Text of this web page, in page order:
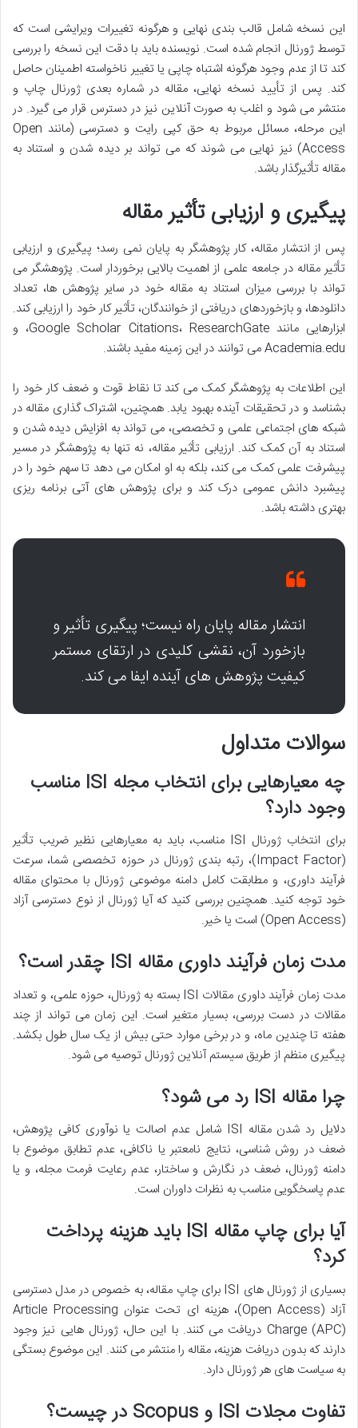
این نسخه شامل قالب بندی نهایی و هرگونه تغییرات ویرایشی است که
توسط ژورنال انجام شده است. نویسنده باید با دقت این نسخه را بررسی
کند تا از عدم وجود هرگونه اشتباه چاپی یا تغییر ناخواسته اطمینان حاصل
کند. پس از تأیید نسخه نهایی، مقاله در شماره بعدی ژورنال چاپ و
منتشر می شود و اغلب به صورت آنلاین نیز در دسترس قرار می گیرد. در
این مرحله، مسائل مربوط به حق کپی رایت و دسترسی (مانند Open
Access) نیز نهایی می شوند که می تواند بر دیده شدن و استناد به
مقاله تأثیرگذار باشد.
پیگیری و ارزیابی تأثیر مقاله
پس از انتشار مقاله، کار پژوهشگر به پایان نمی رسد؛ پیگیری و ارزیابی
تأثیر مقاله در جامعه علمی از اهمیت بالایی برخوردار است. پژوهشگر می
تواند با بررسی میزان استناد به مقاله خود در سایر پژوهش ها، تعداد
دانلودها، و بازخوردهای دریافتی از خوانندگان، تأثیر کار خود را ارزیابی کند.
ابزارهایی مانند Google Scholar Citations، ResearchGate، و
Academia.edu می توانند در این زمینه مفید باشند.
این اطلاعات به پژوهشگر کمک می کند تا نقاط قوت و ضعف کار خود را
بشناسد و در تحقیقات آینده بهبود یابد. همچنین، اشتراک گذاری مقاله در
شبکه های اجتماعی علمی و تخصصی، می تواند به افزایش دیده شدن و
استناد به آن کمک کند. ارزیابی تأثیر مقاله، نه تنها به پژوهشگر در مسیر
پیشرفت علمی کمک می کند، بلکه به او امکان می دهد تا سهم خود را در
پیشبرد دانش عمومی درک کند و برای پژوهش های آتی برنامه ریزی
بهتری داشته باشد.
انتشار مقاله پایان راه نیست؛ پیگیری تأثیر و
بازخورد آن، نقشی کلیدی در ارتقای مستمر
کیفیت پژوهش های آینده ایفا می کند.
سوالات متداول
چه معیارهایی برای انتخاب مجله ISI مناسب
وجود دارد؟
برای انتخاب ژورنال ISI مناسب، باید به معیارهایی نظیر ضریب تأثیر
(Impact Factor)، رتبه بندی ژورنال در حوزه تخصصی شما، سرعت
فرآیند داوری، و مطابقت کامل دامنه موضوعی ژورنال با محتوای مقاله
خود توجه کنید. همچنین بررسی کنید که آیا ژورنال از نوع دسترسی آزاد
(Open Access) است یا خیر.
مدت زمان فرآیند داوری مقاله ISI چقدر است؟
مدت زمان فرآیند داوری مقالات ISI بسته به ژورنال، حوزه علمی، و تعداد
مقالات در دست بررسی، بسیار متغیر است. این زمان می تواند از چند
هفته تا چندین ماه، و در برخی موارد حتی بیش از یک سال طول بکشد.
پیگیری منظم از طریق سیستم آنلاین ژورنال توصیه می شود.
چرا مقاله ISI رد می شود؟
دلایل رد شدن مقاله ISI شامل عدم اصالت یا نوآوری کافی پژوهش،
ضعف در روش شناسی، نتایج نامعتبر یا ناکافی، عدم تطابق موضوع با
دامنه ژورنال، ضعف در نگارش و ساختار، عدم رعایت فرمت مجله، و یا
عدم پاسخگویی مناسب به نظرات داوران است.
آیا برای چاپ مقاله ISI باید هزینه پرداخت
کرد؟
بسیاری از ژورنال های ISI برای چاپ مقاله، به خصوص در مدل دسترسی
آزاد (Open Access)، هزینه ای تحت عنوان Article Processing
Charge (APC) دریافت می کنند. با این حال، ژورنال هایی نیز وجود
دارند که بدون دریافت هزینه، مقاله را منتشر می کنند. این موضوع بستگی
به سیاست های هر ژورنال دارد.
تفاوت مجلات ISI و Scopus در چیست؟